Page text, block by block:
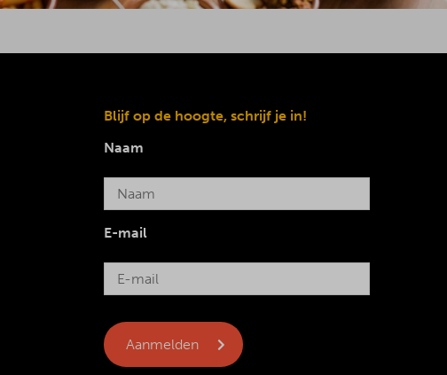
Blijf op de hoogte, schrijf je in!
Naam
E-mail